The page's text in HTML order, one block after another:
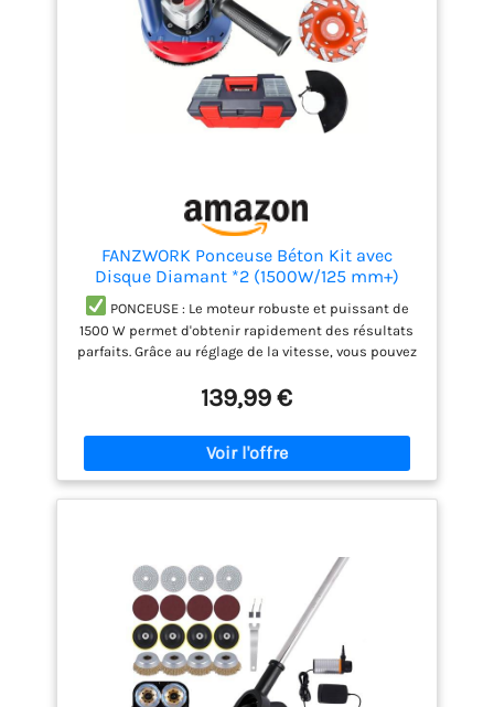
FANZWORK Ponceuse Béton Kit avec
Disque Diamant *2 (1500W/125 mm+)
PONCEUSE : Le moteur robuste et puissant de
1500 W permet d'obtenir rapidement des résultats
parfaits. Grâce au réglage de la vitesse, vous pouvez
SANS POUSSIÈRE : Le capot d'aspiration assure
temps la couronne de brosses et un système
d'aspiration raccordé empêchent la poussière de
s'échapper en grande quantité.
ERGONOMIQUE :
Le design innovant de la ponceuse de 3 kg et le
de travailler sans se fatiguer dans le plus grand
LIVRAISON : Vous recevrez une ponceuse
à béton 1500W x1, une Disque diamant premium 125
mm x2, une Capot d’aspiration 125 mm x1, une
Poignée en T x1, une Jeu de balais de charbon de
rechange x1，une Carter de protection flexible x1，
Boîte de transport x1，Manuel d’utilisation x1
139,99 €